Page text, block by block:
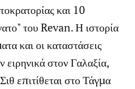
και 10
του Revan. Η ιστορία
και οι καταστάσεις
στον Γαλαξία,
επιτίθεται στο Τάγμα